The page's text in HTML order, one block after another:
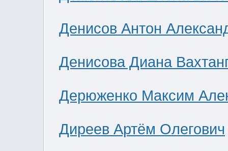
Денисов Антон
Денисова Диана
Дерюженко Максим
Диреев Артём Олегович